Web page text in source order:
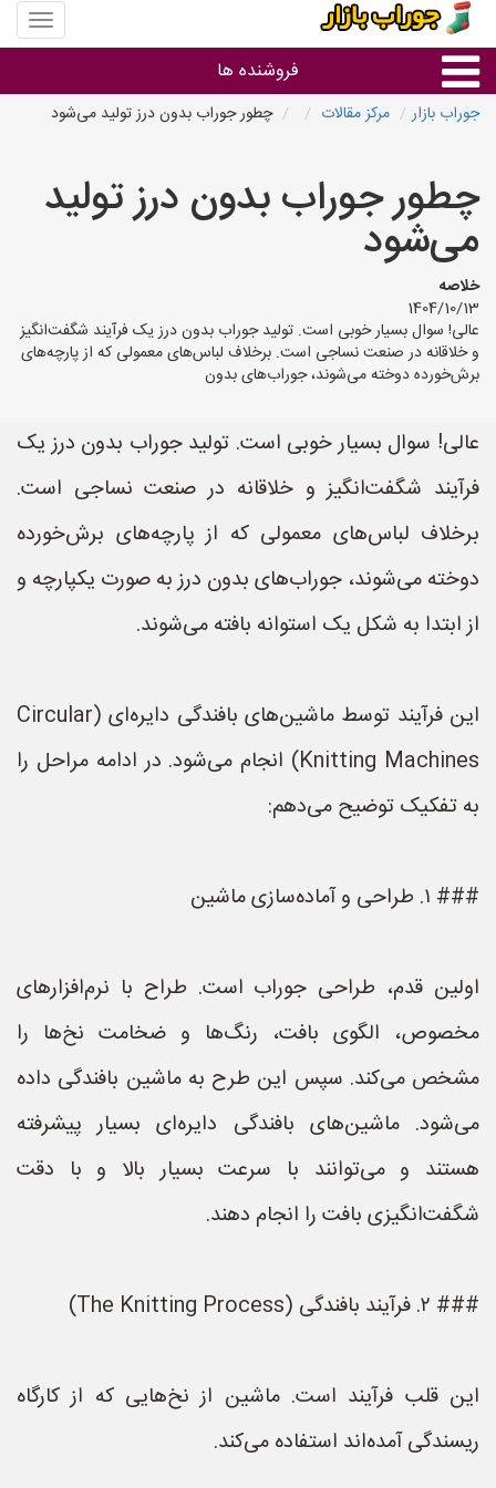
منوی
سایت
بازار
فروشنده ها
استان ها
جوراب بازار مرکز مقالات چطور جوراب بدون درز تولید می‌شود
چطور جوراب بدون درز تولید
می‌شود
خلاصه
1404/10/13
عالی! سوال بسیار خوبی است. تولید جوراب بدون درز یک فرآیند شگفت‌انگیز
و خلاقانه در صنعت نساجی است. برخلاف لباس‌های معمولی که از پارچه‌های
برش‌خورده دوخته می‌شوند، جوراب‌های بدون
عالی! سوال بسیار خوبی است. تولید جوراب بدون درز یک
فرآیند شگفت‌انگیز و خلاقانه در صنعت نساجی است.
برخلاف لباس‌های معمولی که از پارچه‌های برش‌خورده
دوخته می‌شوند، جوراب‌های بدون درز به صورت یکپارچه و
از ابتدا به شکل یک استوانه بافته می‌شوند.
این فرآیند توسط ماشین‌های بافندگی دایره‌ای (Circular
Knitting Machines) انجام می‌شود. در ادامه مراحل را
به تفکیک توضیح می‌دهم:
### ۱. طراحی و آماده‌سازی ماشین
اولین قدم، طراحی جوراب است. طراح با نرم‌افزارهای
مخصوص، الگوی بافت، رنگ‌ها و ضخامت نخ‌ها را
مشخص می‌کند. سپس این طرح به ماشین بافندگی داده
می‌شود. ماشین‌های بافندگی دایره‌ای بسیار پیشرفته
هستند و می‌توانند با سرعت بسیار بالا و با دقت
شگفت‌انگیزی بافت را انجام دهند.
### ۲. فرآیند بافندگی (The Knitting Process)
این قلب فرآیند است. ماشین از نخ‌هایی که از کارگاه
ریسندگی آمده‌اند استفاده می‌کند.